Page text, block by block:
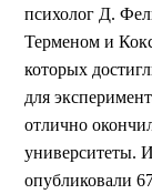
психолог Д.
Терменом и
которых
для
отлично
университеты.
опубликовали